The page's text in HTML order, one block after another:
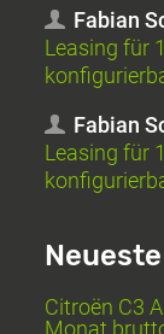
Fabian
Leasing für
Fabian
Leasing für
Citroën C3
Monat